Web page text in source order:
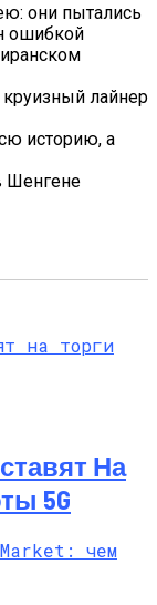
они пытались
ошибкой
лайнер
историю, а
Шенгене
На
5G